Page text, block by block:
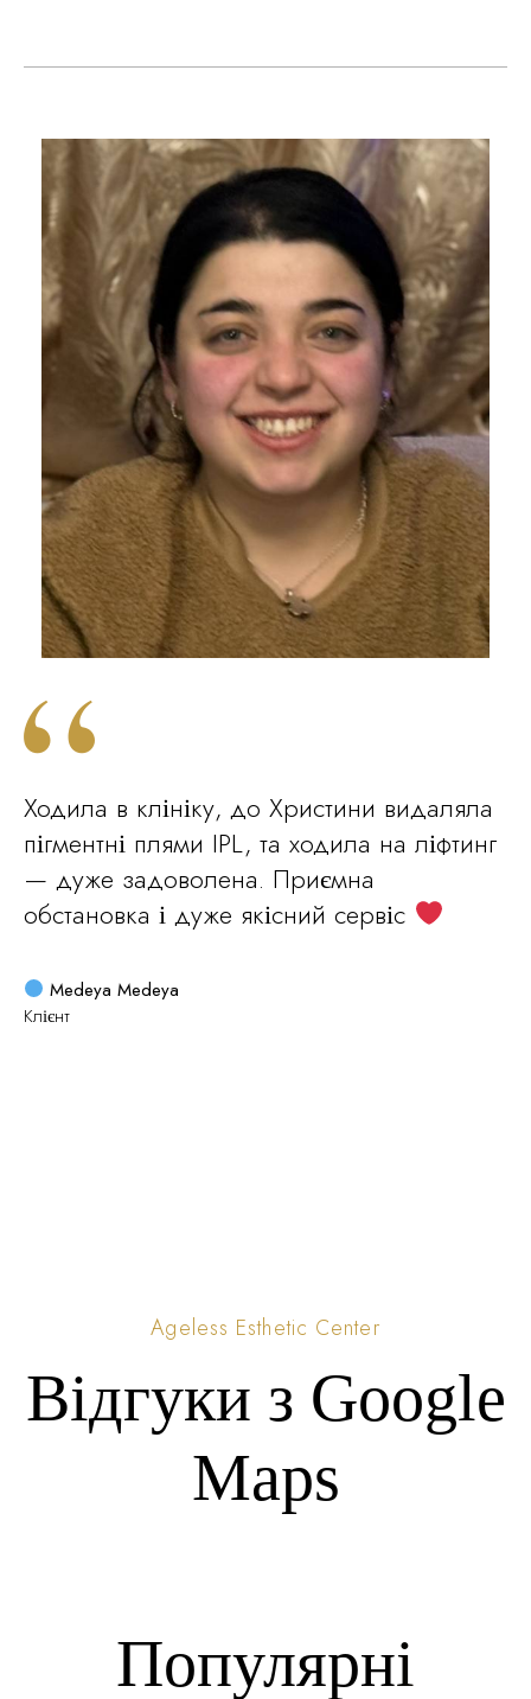
Ходила в клініку, до Христини видаляла
пігментні плями IPL, та ходила на ліфтинг
— дуже задоволена. Приємна
обстановка і дуже якісний сервіс
Medeya Medeya
Клієнт
Ageless Esthetic Center
Відгуки з Google
Maps
Популярні